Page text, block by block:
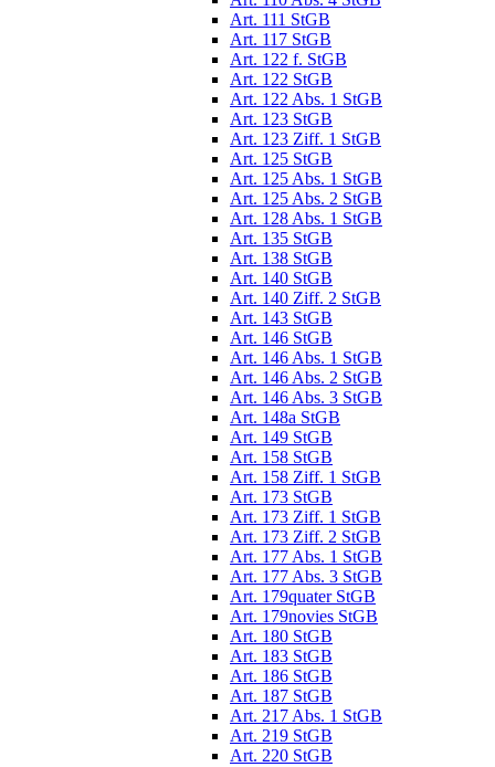
Art. 111 StGB
Art. 117 StGB
Art. 122 f. StGB
Art. 122 StGB
Art. 122 Abs. 1 StGB
Art. 123 StGB
Art. 123 Ziff. 1 StGB
Art. 125 StGB
Art. 125 Abs. 1 StGB
Art. 125 Abs. 2 StGB
Art. 128 Abs. 1 StGB
Art. 135 StGB
Art. 138 StGB
Art. 140 StGB
Art. 140 Ziff. 2 StGB
Art. 143 StGB
Art. 146 StGB
Art. 146 Abs. 1 StGB
Art. 146 Abs. 2 StGB
Art. 146 Abs. 3 StGB
Art. 148a StGB
Art. 149 StGB
Art. 158 StGB
Art. 158 Ziff. 1 StGB
Art. 173 StGB
Art. 173 Ziff. 1 StGB
Art. 173 Ziff. 2 StGB
Art. 177 Abs. 1 StGB
Art. 177 Abs. 3 StGB
Art. 179quater StGB
Art. 179novies StGB
Art. 180 StGB
Art. 183 StGB
Art. 186 StGB
Art. 187 StGB
Art. 217 Abs. 1 StGB
Art. 219 StGB
Art. 220 StGB